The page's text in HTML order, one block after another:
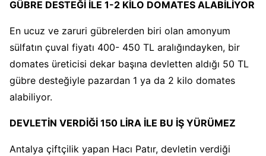
GÜBRE DESTEĞİ İLE 1-2 KİLO DOMATES ALABİLİYOR
En ucuz ve zaruri gübrelerden biri olan amonyum
sülfatın çuval fiyatı 400- 450 TL aralığındayken, bir
domates üreticisi dekar başına devletten aldığı 50 TL
gübre desteğiyle pazardan 1 ya da 2 kilo domates
alabiliyor.
DEVLETİN VERDİĞİ 150 LİRA İLE BU İŞ YÜRÜMEZ
Antalya çiftçilik yapan Hacı Patır, devletin verdiği